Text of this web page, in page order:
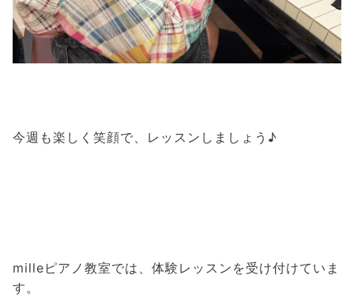
今週も楽しく笑顔で、レッスンしましょう♪
milleピアノ教室では、体験レッスンを受け付けていま
す。